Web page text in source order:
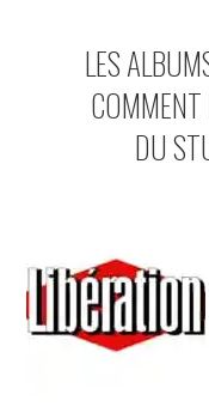
GABBA GABBA
INDÉPENDANTS
DOKO
LES
COMMENT
DU